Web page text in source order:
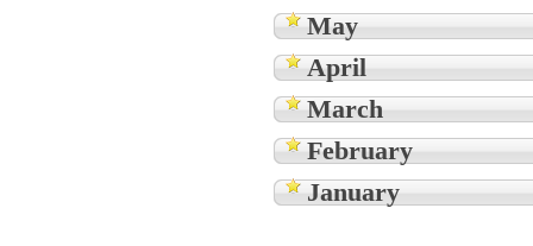
May
April
March
February
January